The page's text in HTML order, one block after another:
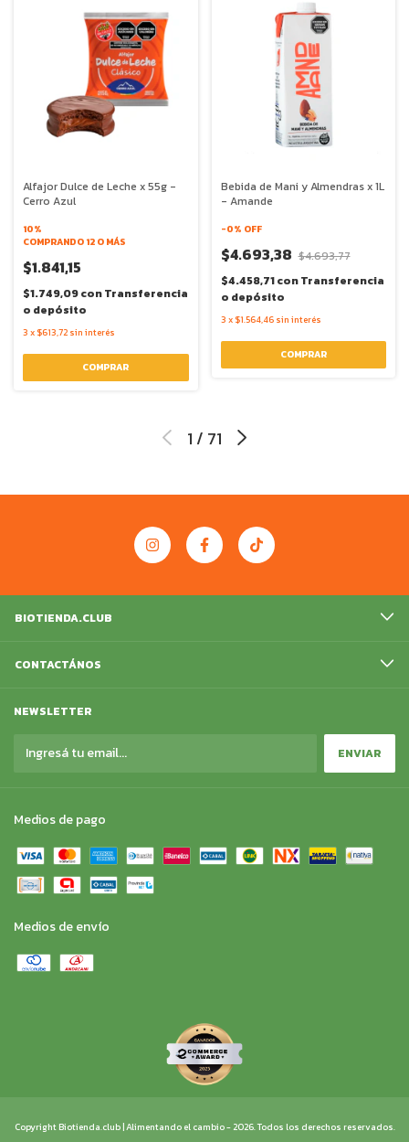
Alfajor Dulce de Leche x 55g -
Cerro Azul
10%
COMPRANDO 12 O MÁS
$1.841,15
$1.749,09conTransferencia
o depósito
3 x $613,72 sin interés
Bebida de Mani y Almendras x 1L
- Amande
-0% OFF
$4.693,38 $4.693,77
$4.458,71conTransferencia
o depósito
3 x $1.564,46 sin interés
1 / 71
BIOTIENDA.CLUB
CONTACTÁNOS
NEWSLETTER
Medios de pago
Medios de envío
Copyright Biotienda.club | Alimentando el cambio - 2026. Todos los derechos reservados.